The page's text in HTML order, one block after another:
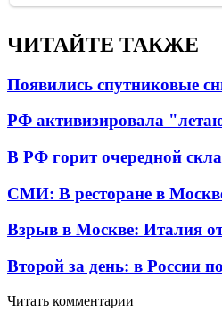
ЧИТАЙТЕ ТАКЖЕ
Появились спутниковые
РФ активизировала
В РФ горит очередной
СМИ: В ресторане в
Взрыв в Москве: Италия
Второй за день: в России
Читать комментарии